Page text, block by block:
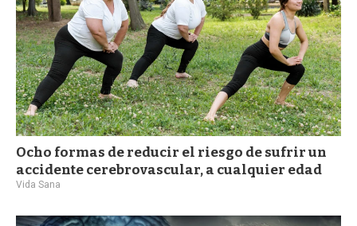
Ocho formas de reducir el riesgo de sufrir un
accidente cerebrovascular, a cualquier edad
Vida Sana